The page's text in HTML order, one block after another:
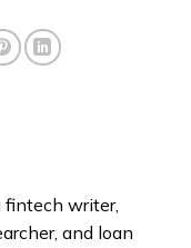
fintech writer,
and loan